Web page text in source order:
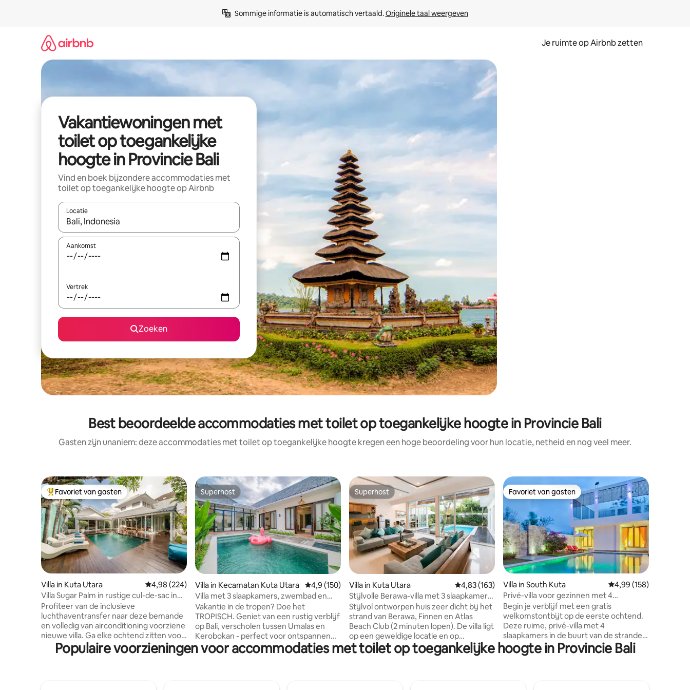
Sommige informatie is automatisch vertaald. Originele taal weergeven
Je ruimte op Airbnb zetten
Vakantiewoningen met
toilet op toegankelijke
hoogte in Provincie Bali
Vind en boek bijzondere accommodaties met
toilet op toegankelijke hoogte op Airbnb
Locatie
Wanneer er suggesties beschikbaar zijn, maak je een keuze met je de pijltjestoetsen omhoog en omlaag, óf door te tikken of swipen.
Aankomst
Vertrek
Zoeken
Best beoordeelde accommodaties met toilet op toegankelijke hoogte in Provincie Bali
Gasten zijn unaniem: deze accommodaties met toilet op toegankelijke hoogte kregen een hoge beoordeling voor hun locatie, netheid en nog veel meer.
Topfavoriet van gasten
Favoriet van gasten
Villa in Kuta Utara Gemiddelde beoordeling van 4,98 uit 5, 224 recensies
4,98 (224)
Villa Sugar Palm in rustige cul-de-sac in
de buurt van Seminyak Mall
Profiteer van de inclusieve
luchthaventransfer naar deze bemande
en volledig van airconditioning voorziene
nieuwe villa. Ga elke ochtend zitten voor
een inclusief gekookt ontbijt, samen
met Delonghi koffie. Voor
Superhost
Superhost
Villa in Kecamatan Kuta Utara Gemiddelde beoordeling van 4,9 uit 5, 150 recensies
4,9 (150)
Villa met 3 slaapkamers, zwembad en
ligstoelen
Vakantie in de tropen? Doe het
TROPISCH. Geniet van een rustig verblijf
op Bali, verscholen tussen Umalas en
Kerobokan - perfect voor ontspannen
ochtenden bij het zwembad en relaxte
avonden met familie of vrienden. -
Superhost
Superhost
Villa in Kuta Utara Gemiddelde beoordeling van 4,83 uit 5, 163 recensies
4,83 (163)
Stijlvolle Berawa-villa met 3 slaapkamers,
dicht bij Atlas en het strand.
Stijlvol ontworpen huis zeer dicht bij het
strand van Berawa, Finnen en Atlas
Beach Club (2 minuten lopen). De villa ligt
op een geweldige locatie en op
loopafstand van de grootste strandclubs
en goede restaurants. Op sommige
Favoriet van gasten
Favoriet van gasten
Villa in South Kuta Gemiddelde
4,99 (158)
Privé-villa voor gezinnen met 4
slaapkamers + ontbijt
Begin je verblijf met een gratis
welkomstontbijt op de eerste ochtend.
Deze ruime, privé-villa met 4
slaapkamers in de buurt van de stranden
van Uluwatu en Jimbaran is ideaal voor
gezinnen en groepen. Geniet van een
Populaire voorzieningen voor accommodaties met toilet op toegankelijke hoogte in Provincie Bali